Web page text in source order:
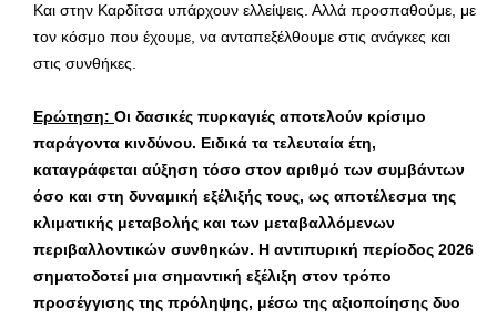
Και στην Καρδίτσα υπάρχουν ελλείψεις. Αλλά προσπαθούμε, με
τον κόσμο που έχουμε, να ανταπεξέλθουμε στις ανάγκες και
στις συνθήκες.
Ερώτηση: Οι δασικές πυρκαγιές αποτελούν κρίσιμο
παράγοντα κινδύνου. Ειδικά τα τελευταία έτη,
καταγράφεται αύξηση τόσο στον αριθμό των συμβάντων
όσο και στη δυναμική εξέλιξής τους, ως αποτέλεσμα της
κλιματικής μεταβολής και των μεταβαλλόμενων
περιβαλλοντικών συνθηκών. Η αντιπυρική περίοδος 2026
σηματοδοτεί μια σημαντική εξέλιξη στον τρόπο
προσέγγισης της πρόληψης, μέσω της αξιοποίησης δυο